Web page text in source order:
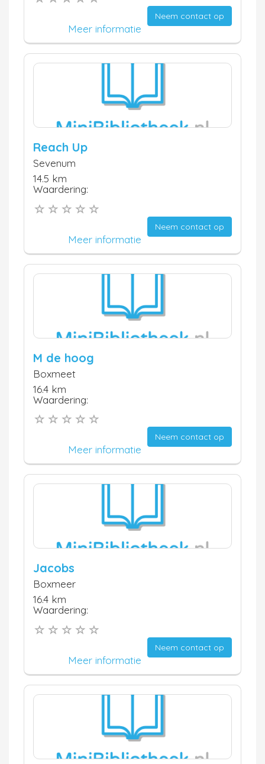
Neem contact op
Meer informatie
Reach Up
Sevenum
14.5 km
Waardering:
Neem contact op
Meer informatie
M de hoog
Boxmeet
16.4 km
Waardering:
Neem contact op
Meer informatie
Jacobs
Boxmeer
16.4 km
Waardering:
Neem contact op
Meer informatie